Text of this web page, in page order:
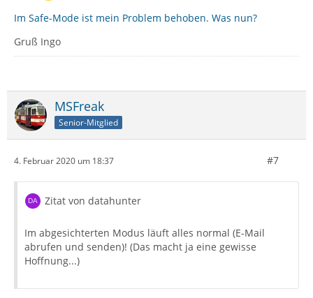
Im Safe-Mode ist mein Problem behoben. Was nun?
Gruß Ingo
MSFreak
Senior-Mitglied
4. Februar 2020 um 18:37 #7
Zitat von datahunter
Im abgesichterten Modus läuft alles normal (E-Mail
abrufen und senden)! (Das macht ja eine gewisse
Hoffnung...)